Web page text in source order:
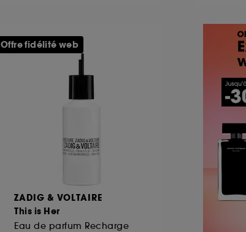
ZADIG & VOLTAIRE
This is Her
Eau de parfum Recharge
Offre fidélité web